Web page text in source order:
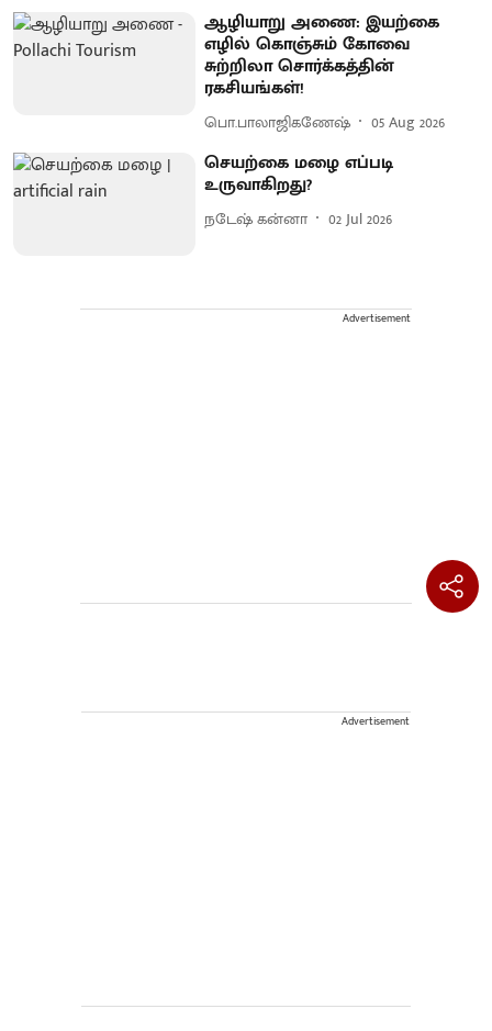
ஆழியாறு அணை: இயற்கை
எழில் கொஞ்சும் கோவை
சுற்றிலா சொர்க்கத்தின்
ரகசியங்கள்!
பொ.பாலாஜிகணேஷ் 05 Aug 2026
செயற்கை மழை எப்படி
உருவாகிறது?
நடேஷ் கன்னா 02 Jul 2026
Advertisement
Advertisement